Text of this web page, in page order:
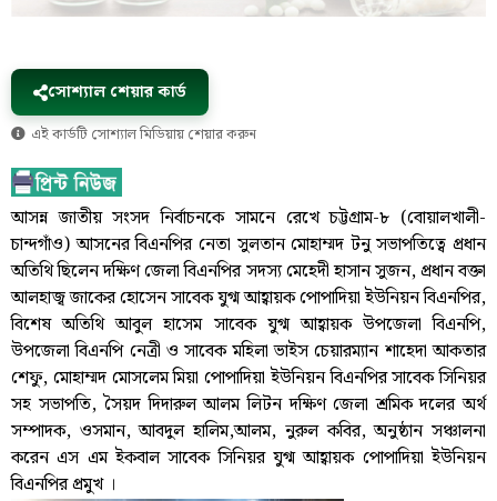
সোশ্যাল শেয়ার কার্ড
এই কার্ডটি সোশ্যাল মিডিয়ায় শেয়ার করুন
আসন্ন জাতীয় সংসদ নির্বাচনকে সামনে রেখে চট্টগ্রাম-৮ (বোয়ালখালী-
চান্দগাঁও) আসনের বিএনপির নেতা সুলতান মোহাম্মদ টনু সভাপতিত্বে প্রধান
অতিথি ছিলেন দক্ষিণ জেলা বিএনপির সদস্য মেহেদী হাসান সুজন, প্রধান বক্তা
আলহাজ্ব জাকের হোসেন সাবেক যুগ্ম আহ্বায়ক পোপাদিয়া ইউনিয়ন বিএনপির,
বিশেষ অতিথি আবুল হাসেম সাবেক যুগ্ম আহ্বায়ক উপজেলা বিএনপি,
উপজেলা বিএনপি নেত্রী ও সাবেক মহিলা ভাইস চেয়ারম্যান শাহেদা আকতার
শেফু, মোহাম্মদ মোসলেম মিয়া পোপাদিয়া ইউনিয়ন বিএনপির সাবেক সিনিয়র
সহ সভাপতি, সৈয়দ দিদারুল আলম লিটন দক্ষিণ জেলা শ্রমিক দলের অর্থ
সম্পাদক, ওসমান, আবদুল হালিম,আলম, নুরুল কবির, অনুষ্ঠান সঞ্চালনা
করেন এস এম ইকবাল সাবেক সিনিয়র যুগ্ম আহ্বায়ক পোপাদিয়া ইউনিয়ন
বিএনপির প্রমুখ ।